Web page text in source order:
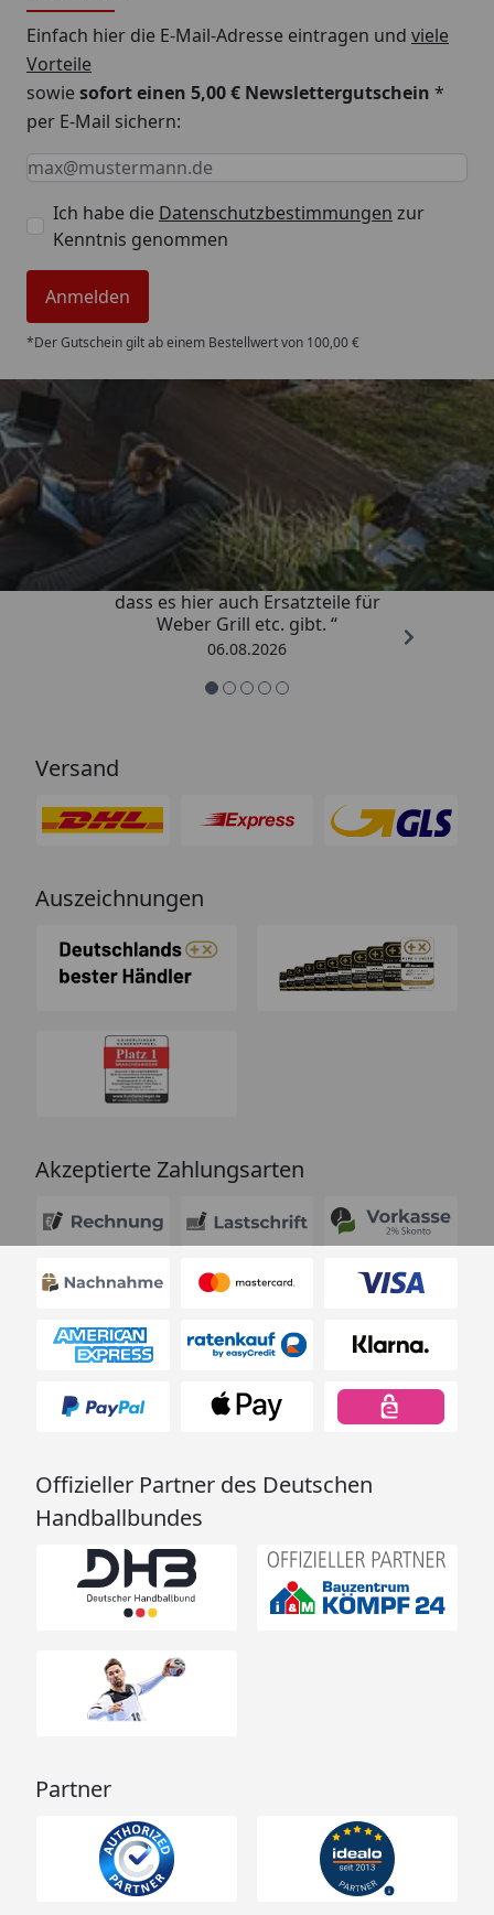
Einfach hier die E-Mail-Adresse eintragen und viele
Vorteile
sowiesofort einen 5,00 € Newslettergutschein *
per E-Mail sichern:
Keine Eingabe erforderlich
Eingabe erforderlich
E-Mail *
Ich habe die Datenschutzbestimmungen zur
Kenntnis genommen
Anmelden
*Der Gutschein gilt ab einem Bestellwert von 100,00 €
Trusted Shops
4,85/ 5
„Schnell und zuverlässig! Schön,
dass es hier auch Ersatzteile für
Weber Grill etc. gibt. “
06.08.2026
Versand
Auszeichnungen
Akzeptierte Zahlungsarten
Offizieller Partner des Deutschen
Handballbundes
Partner